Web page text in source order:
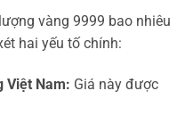
vàng 9999 bao nhiêu
hai yếu tố chính:
Việt Nam: Giá này được